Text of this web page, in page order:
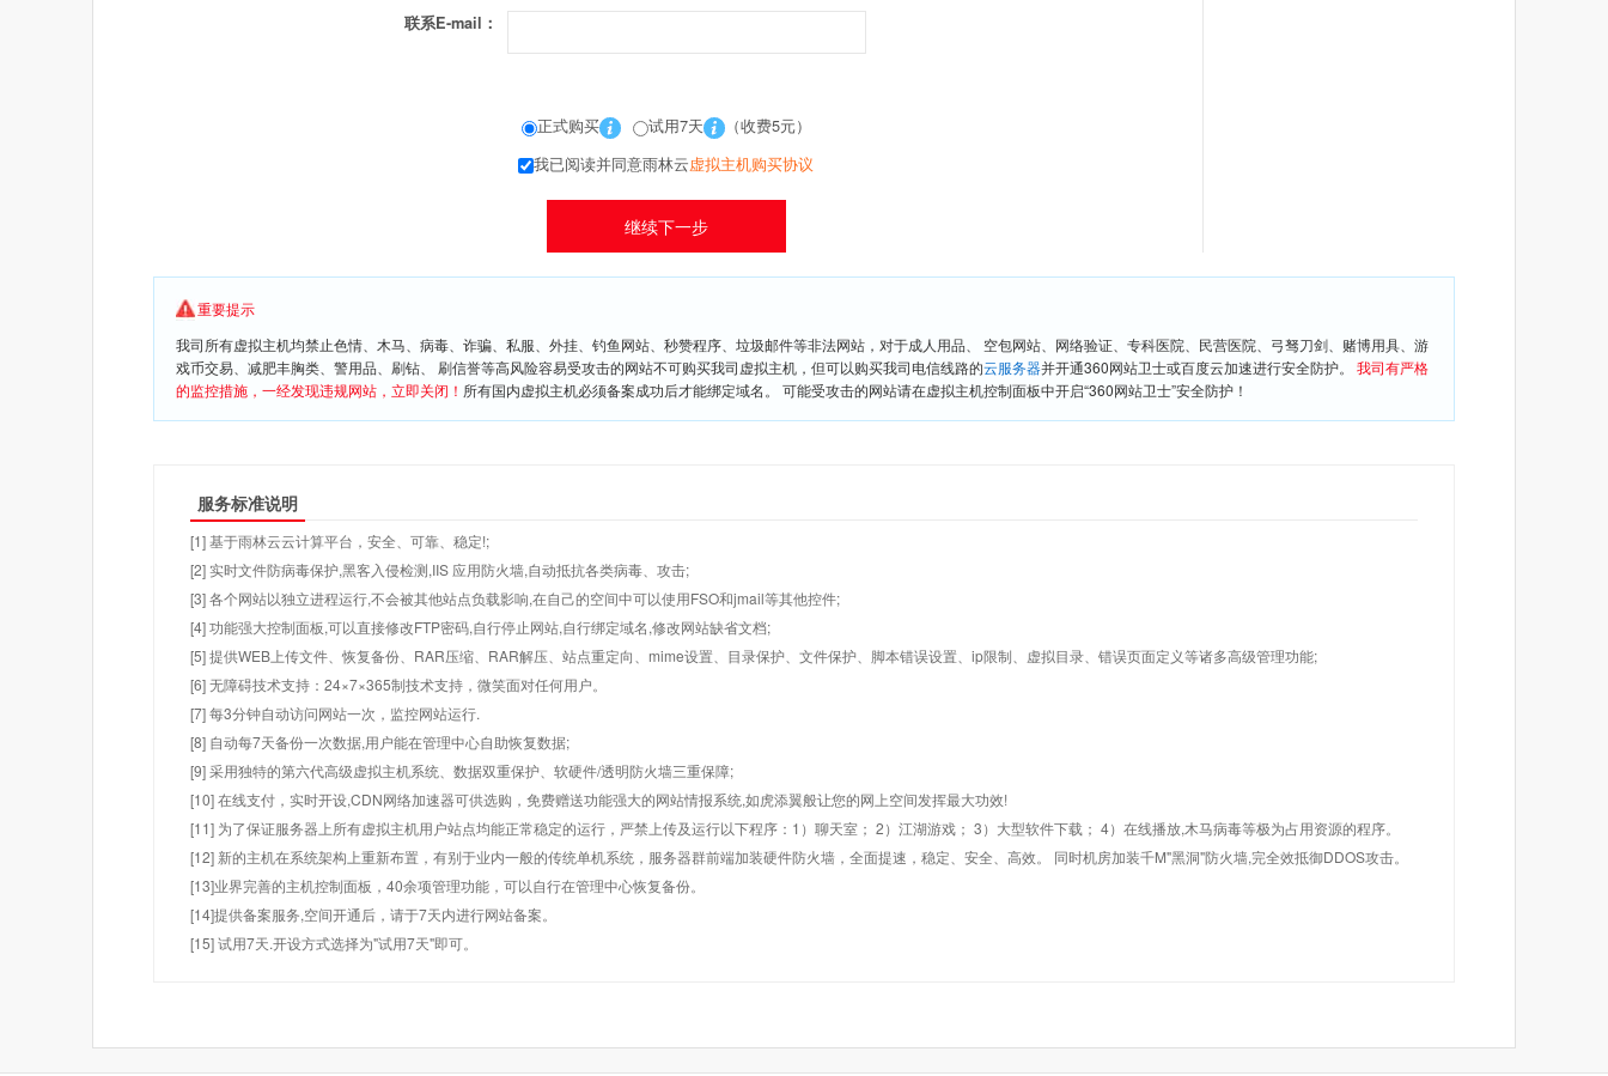
联系E-mail：
正式购买 试用7天
（收费5元）
我已阅读并同意雨林云虚拟主机购买协议
重要提示
我司所有虚拟主机均禁止色情、木马、病毒、诈骗、私服、外挂、钓鱼网站、秒赞程序、垃圾邮件等非法网站，对于成人用品、 空包网站、网络验证、专科医院、民营医院、弓驽刀剑、赌博用具、游
戏币交易、减肥丰胸类、警用品、刷钻、 刷信誉等高风险容易受攻击的网站不可购买我司虚拟主机，但可以购买我司电信线路的云服务器并开通360网站卫士或百度云加速进行安全防护。 我司有严格
的监控措施，一经发现违规网站，立即关闭！ 所有国内虚拟主机必须备案成功后才能绑定域名。 可能受攻击的网站请在虚拟主机控制面板中开启“360网站卫士”安全防护！
服务标准说明
[1] 基于雨林云云计算平台，安全、可靠、稳定!;
[2] 实时文件防病毒保护,黑客入侵检测,IIS 应用防火墙,自动抵抗各类病毒、攻击;
[3] 各个网站以独立进程运行,不会被其他站点负载影响,在自己的空间中可以使用FSO和jmail等其他控件;
[4] 功能强大控制面板,可以直接修改FTP密码,自行停止网站,自行绑定域名,修改网站缺省文档;
[5] 提供WEB上传文件、恢复备份、RAR压缩、RAR解压、站点重定向、mime设置、目录保护、文件保护、脚本错误设置、ip限制、虚拟目录、错误页面定义等诸多高级管理功能;
[6] 无障碍技术支持：24×7×365制技术支持，微笑面对任何用户。
[7] 每3分钟自动访问网站一次，监控网站运行.
[8] 自动每7天备份一次数据,用户能在管理中心自助恢复数据;
[9] 采用独特的第六代高级虚拟主机系统、数据双重保护、软硬件/透明防火墙三重保障;
[10] 在线支付，实时开设,CDN网络加速器可供选购，免费赠送功能强大的网站情报系统,如虎添翼般让您的网上空间发挥最大功效!
[11] 为了保证服务器上所有虚拟主机用户站点均能正常稳定的运行，严禁上传及运行以下程序：1）聊天室； 2）江湖游戏； 3）大型软件下载； 4）在线播放,木马病毒等极为占用资源的程序。
[12] 新的主机在系统架构上重新布置，有别于业内一般的传统单机系统，服务器群前端加装硬件防火墙，全面提速，稳定、安全、高效。 同时机房加装千M"黑洞"防火墙,完全效抵御DDOS攻击。
[13]业界完善的主机控制面板，40余项管理功能，可以自行在管理中心恢复备份。
[14]提供备案服务,空间开通后，请于7天内进行网站备案。
[15] 试用7天.开设方式选择为"试用7天"即可。